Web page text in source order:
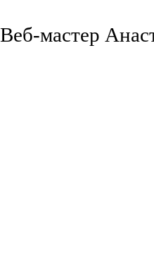
Веб-мастер